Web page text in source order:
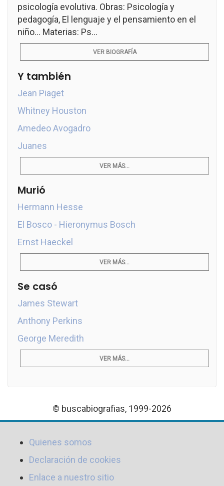
psicología evolutiva. Obras: Psicología y
pedagogía, El lenguaje y el pensamiento en el
niño... Materias: Ps...
VER BIOGRAFÍA
Y también
Jean Piaget
Whitney Houston
Amedeo Avogadro
Juanes
VER MÁS...
Murió
Hermann Hesse
El Bosco - Hieronymus Bosch
Ernst Haeckel
VER MÁS...
Se casó
James Stewart
Anthony Perkins
George Meredith
VER MÁS...
© buscabiografias, 1999-2026
Quienes somos
Declaración de cookies
Enlace a nuestro sitio